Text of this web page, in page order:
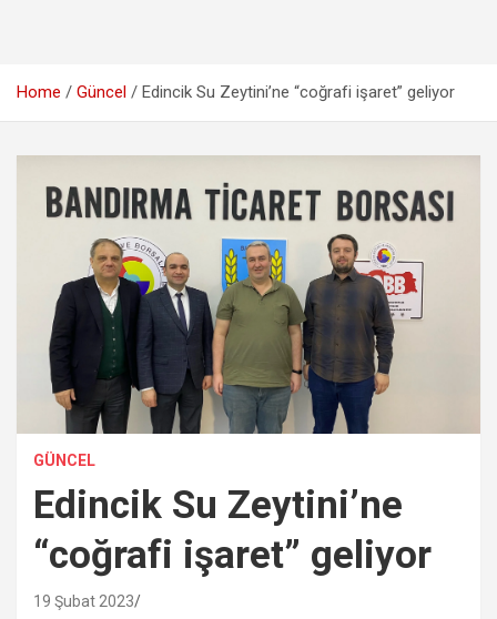
Home Güncel Edincik Su Zeytini’ne “coğrafi işaret” geliyor
GÜNCEL
Edincik Su Zeytini’ne
“coğrafi işaret” geliyor
19 Şubat 2023